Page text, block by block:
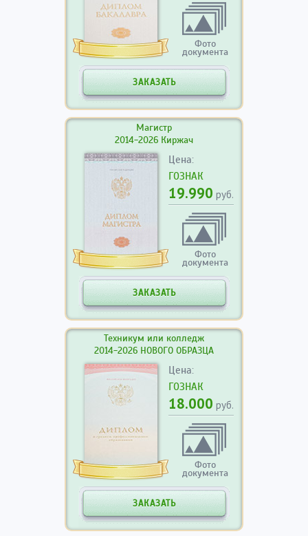
Фото
документа
ЗАКАЗАТЬ
Магистр
2014-2026 Киржач
Цена:
ГОЗНАК
19.990 руб.
Фото
документа
ЗАКАЗАТЬ
Техникум или колледж
2014-2026 НОВОГО ОБРАЗЦА
Цена:
ГОЗНАК
18.000 руб.
Фото
документа
ЗАКАЗАТЬ